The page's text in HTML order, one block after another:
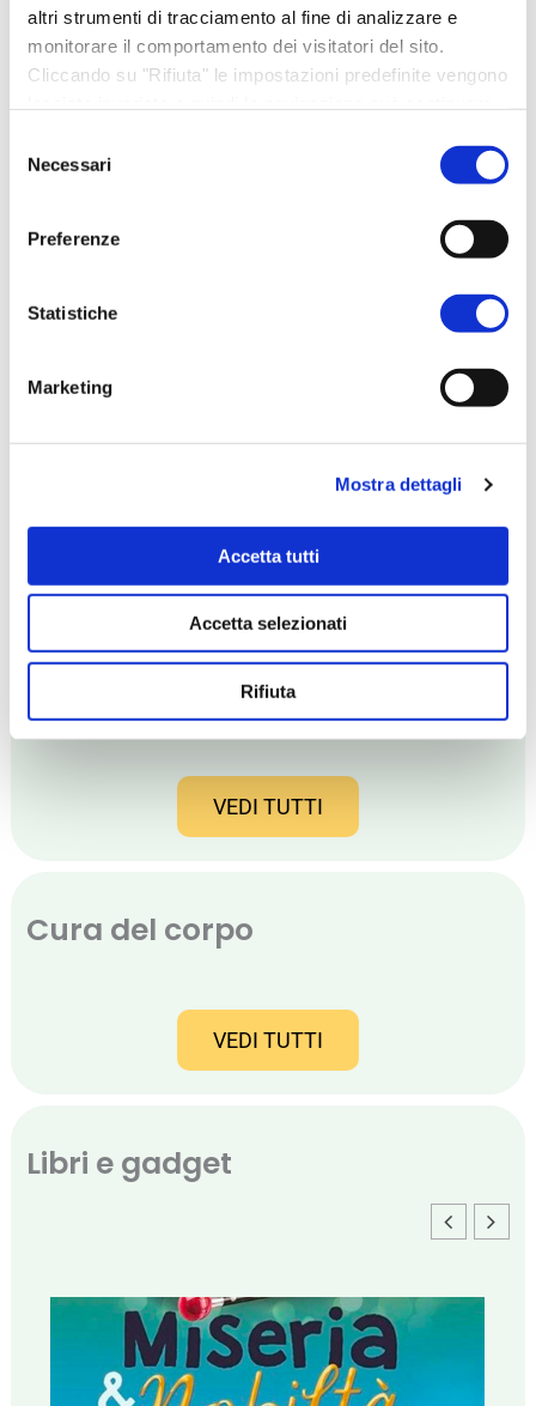
altri strumenti di tracciamento al fine di analizzare e
monitorare il comportamento dei visitatori del sito.
Cliccando su "Rifiuta" le impostazioni predefinite vengono
quello tecnico. Per maggiori informazioni visualizza la
delNecessari
Preferenze
Statistiche
Marketing
Mostra dettagli
Accetta tutti
Accetta selezionati
Rifiuta
Dona una trasfusione a domicilio
(medico, infermiere e trasporti)
€150,00
AGGIUNGI AL CARRELLO
VEDI TUTTI
Cura del corpo
VEDI TUTTI
Libri e gadget